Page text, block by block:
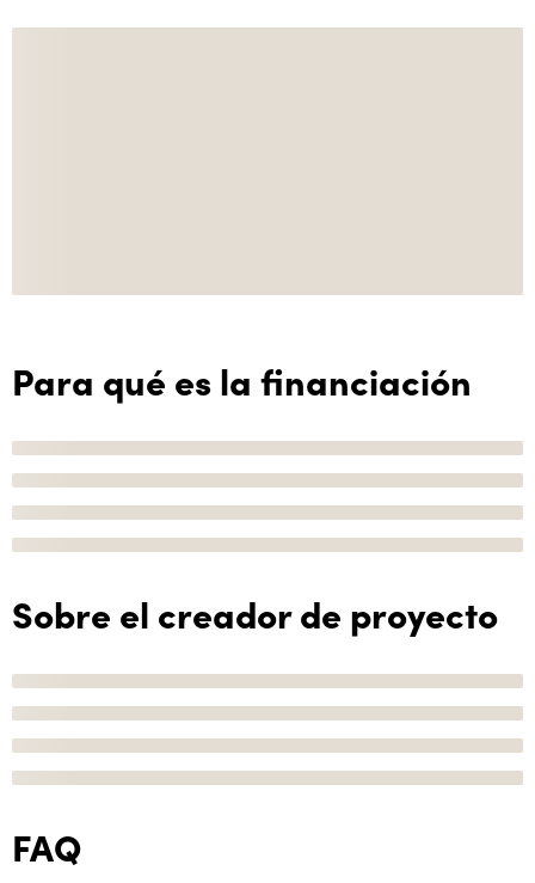
Para qué es la financiación
Sobre el creador de proyecto
FAQ